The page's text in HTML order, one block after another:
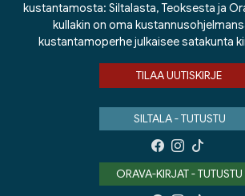
kustantamosta: Siltalasta, Teoksesta ja
kullakin on oma
kustantamoperhe julkaisee satakunta
TILAA UUTISKIRJE
SILTALA - TUTUSTU
ORAVA-KIRJAT - TUTUSTU